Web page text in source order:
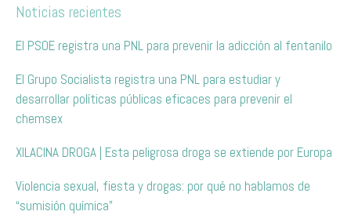
Noticias recientes
El PSOE registra una PNL para prevenir la adicción al fentanilo
El Grupo Socialista registra una PNL para estudiar y
desarrollar políticas públicas eficaces para prevenir el
chemsex
XILACINA DROGA | Esta peligrosa droga se extiende por Europa
Violencia sexual, fiesta y drogas: por qué no hablamos de
“sumisión química”